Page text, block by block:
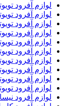
لوازم آفرود
لوازم آفرود تویوتا
لوازم آفرود تویوتا
لوازم آفرود
لوازم آفرود
لوازم آفرود
لوازم آفرود
لوازم آفرود
لوازم آفرود
لوازم آفرود
لوازم آفرود